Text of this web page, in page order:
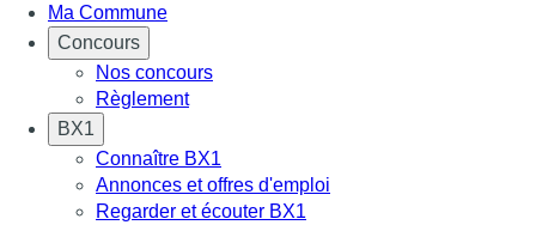
Ma Commune
Concours
Nos concours
Règlement
BX1
Connaître BX1
Annonces et offres d'emploi
Regarder et écouter BX1